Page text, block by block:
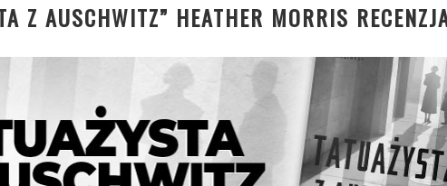
Z AUSCHWITZ” HEATHER MORRIS